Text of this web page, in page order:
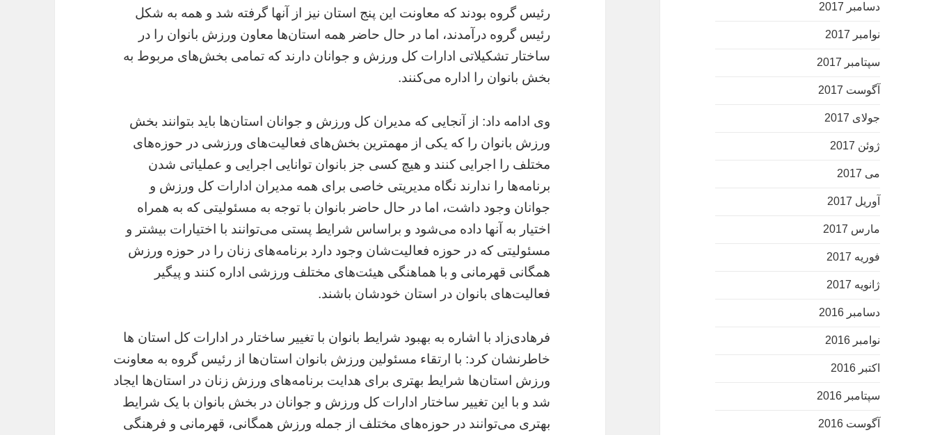
دسامبر 2017
نوامبر 2017
سپتامبر 2017
آگوست 2017
جولای 2017
ژوئن 2017
می 2017
آوریل 2017
مارس 2017
فوریه 2017
ژانویه 2017
دسامبر 2016
نوامبر 2016
اکتبر 2016
سپتامبر 2016
آگوست 2016
رئیس گروه بودند که معاونت این پنج استان نیز از آنها گرفته شد و همه به شکل
رئیس گروه درآمدند، اما در حال حاضر همه استان‌ها معاون ورزش بانوان را در
ساختار تشکیلاتی ادارات کل ورزش و جوانان دارند که تمامی بخش‌های مربوط به
بخش بانوان را اداره می‌کنند.
وی ادامه داد: از آنجایی که مدیران کل ورزش و جوانان استان‌ها باید بتوانند بخش
ورزش بانوان را که یکی از مهمترین بخش‌های فعالیت‌های ورزشی در حوزه‌های
مختلف را اجرایی کنند و هیچ کسی جز بانوان توانایی اجرایی و عملیاتی شدن
برنامه‌ها را ندارند نگاه مدیریتی خاصی برای همه مدیران ادارات کل ورزش و
جوانان وجود داشت، اما در حال حاضر بانوان با توجه به مسئولیتی که به همراه
اختیار به آنها داده می‌شود و براساس شرایط پستی می‌توانند با اختیارات بیشتر و
مسئولیتی که در حوزه فعالیت‌شان وجود دارد برنامه‌های زنان را در حوزه ورزش
همگانی قهرمانی و با هماهنگی هیئت‌های مختلف ورزشی اداره کنند و پیگیر
فعالیت‌های بانوان در استان خودشان باشند.
فرهادی‌زاد با اشاره به بهبود شرایط بانوان با تغییر ساختار در ادارات کل استان ها
خاطرنشان کرد: با ارتقاء مسئولین ورزش بانوان استان‌ها از رئیس گروه به معاونت
ورزش استان‌ها شرایط بهتری برای هدایت برنامه‌های ورزش زنان در استان‌ها ایجاد
شد و با این تغییر ساختار ادارات کل ورزش و جوانان در بخش بانوان با یک شرایط
بهتری می‌توانند در حوزه‌های مختلف از جمله ورزش همگانی، قهرمانی و فرهنگی